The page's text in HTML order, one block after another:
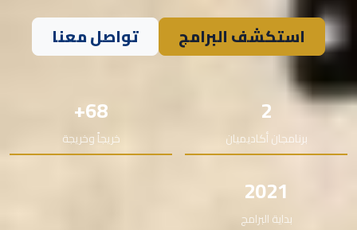
استكشف البرامج تواصل معنا
2
برنامجان أكاديميان
68+
خريجاً وخريجة
2021
بداية البرامج